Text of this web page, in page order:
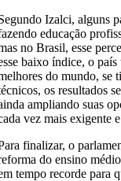
Izalci, alguns
educação
no Brasil, esse
baixo índice, o
do mundo, se
os resultados
ampliando suas
vez mais exigente
finalizar, o
do ensino
tempo recorde para